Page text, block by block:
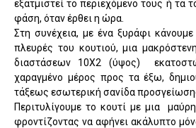
εξατμιστεί το περιεχόμενο τους ή τα
φάση, όταν έρθει η ώρα.
Στη συνέχεια, με ένα ξυράφι
πλευρές του κουτιού, μια
διαστάσεων 10Χ2 (ύψος)
χαραγμένο μέρος προς τα έξω,
τάξεως εσωτερική σανίδα
Περιτυλίγουμε το κουτί με μια
φροντίζοντας να αφήνει ακάλυπτο